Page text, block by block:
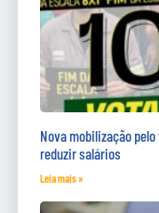
Nova mobilização
reduzir salários
Leia mais »